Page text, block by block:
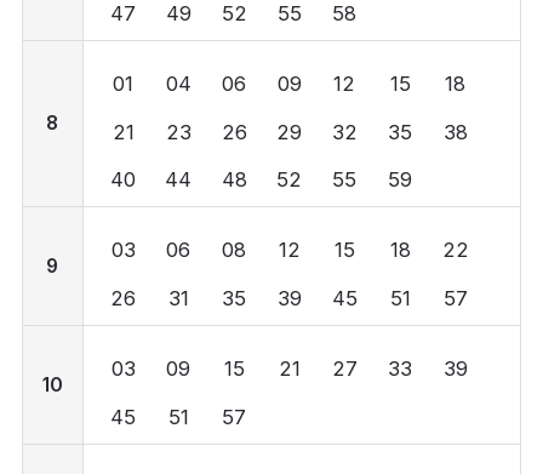
47
49 52 55 58
8
01 04 06 09 12 15
18
21
23 26 29 32 35
38
40
44 48 52 55 59
9
03 06 08 12 15 18
22
26
31 35 39 45 51 57
10
03 09 15 21 27 33
39
45
51 57